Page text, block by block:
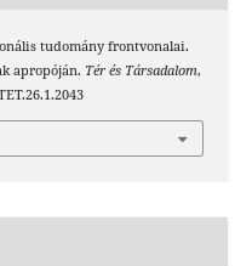
tudomány frontvonalai.
apropóján. Tér és Társadalom,